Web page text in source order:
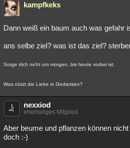
kampfkeks
Dann weiß ein baum auch was gefahr
ans selbe ziel? was ist das ziel?
Sorge dich nicht um morgen, bis heute vorbei ist.
Was nützt die Liebe in Gedanken?
nexxiod
ehemaliges Mitglied
Aber beume und pflanzen können
doch :-)